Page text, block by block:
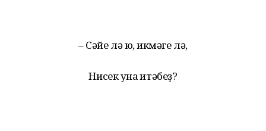
– Сәйе лә юҡ, икмәге лә,
Нисек ҡунаҡ итәбеҙ?